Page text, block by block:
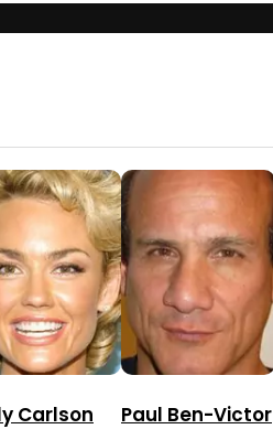
Carlson Paul Ben-Victor